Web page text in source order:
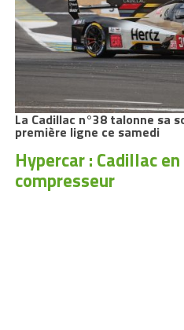
La Cadillac n°38 talonne sa
première ligne ce samedi
Hypercar : Cadillac
compresseur